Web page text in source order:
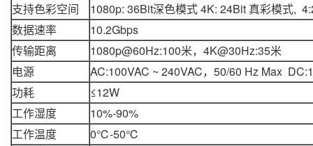
支持色彩空间
1080p: 36Bit深色模式 4K: 24Bit 真彩模式,
数据速率
10.2Gbps
传输距离
1080p@60Hz:100米，4K@30Hz:35米
电源
AC:100VAC ~ 240VAC，50/60 Hz Max
功耗
≤12W
工作湿度
10%-90%
工作温度
0℃-50℃